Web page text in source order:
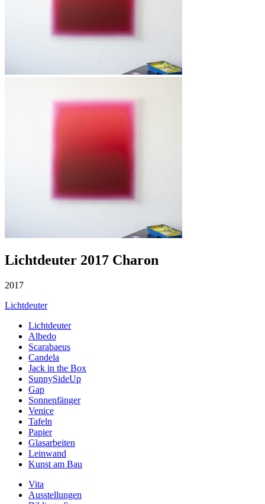
Lichtdeuter 2017 Charon
2017
Lichtdeuter
Lichtdeuter
Albedo
Scarabaeus
Candela
Jack in the Box
SunnySideUp
Gap
Sonnenfänger
Venice
Tafeln
Papier
Glasarbeiten
Leinwand
Kunst am Bau
Vita
Ausstellungen